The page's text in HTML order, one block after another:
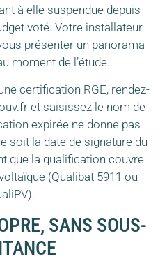
à elle suspendue depuis
voté. Votre installateur
présenter un panorama
moment de l’étude.
certification RGE, rendez-
et saisissez le nom de
expirée ne donne pas
soit la date de signature du
que la qualification couvre
(Qualibat 5911 ou
SANS SOUS-